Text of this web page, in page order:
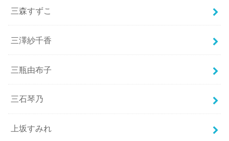
三森すずこ
三澤紗千香
三瓶由布子
三石琴乃
上坂すみれ